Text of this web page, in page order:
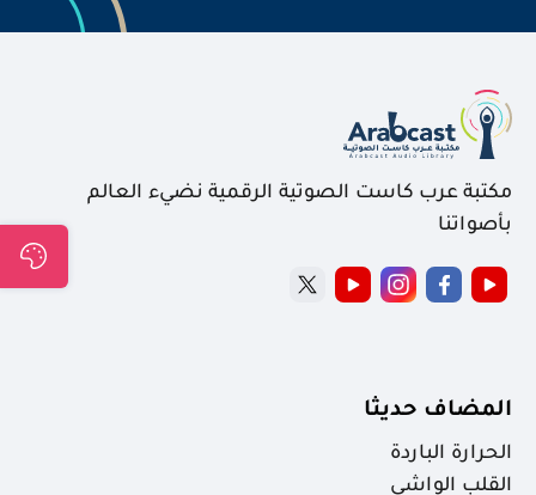
مكتبة عرب كاست الصوتية الرقمية نضيء العالم
بأصواتنا
المضاف حديثا
الحرارة الباردة
القلب الواشي